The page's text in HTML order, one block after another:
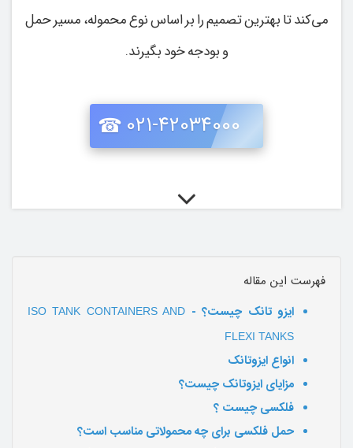
می‌کند تا بهترین تصمیم را بر اساس نوع محموله، مسیر حمل
و بودجه خود بگیرند.
021-42034000
فهرست این مقاله
ایزو تانک چیست؟ - ISO TANK CONTAINERS AND
FLEXI TANKS
انواع ایزوتانک
مزایای ایزوتانک چیست؟
فلکسی چیست ؟
حمل فلکسی برای چه محمولاتی مناسب است؟